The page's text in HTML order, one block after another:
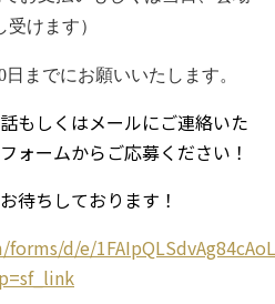
受けます）
日までにお願いいたします。
もしくはメールにご連絡いた
ォームからご応募ください！
待ちしております！
d/e/